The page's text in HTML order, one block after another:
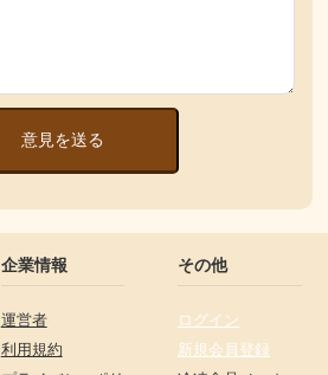
意見を送る
企業情報
運営者
利用規約
その他
ログイン
新規会員登録